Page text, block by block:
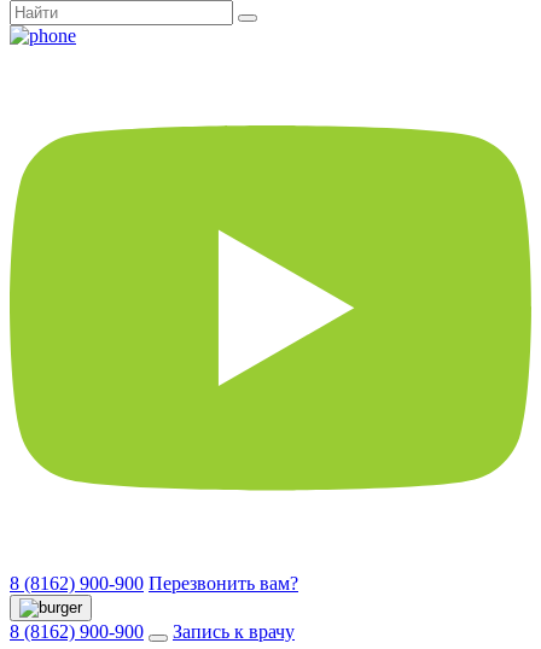
8 (8162) 900-900 Перезвонить вам?
8 (8162) 900-900
Запись к врачу